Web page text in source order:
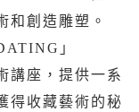
和創造雕塑。
」
講座，提供一系
得收藏藝術的秘